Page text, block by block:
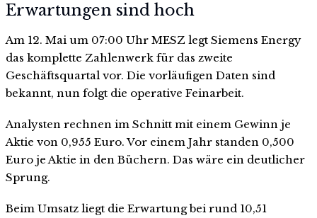
Erwartungen sind hoch
Am 12. Mai um 07:00 Uhr MESZ legt Siemens Energy
das komplette Zahlenwerk für das zweite
Geschäftsquartal vor. Die vorläufigen Daten sind
bekannt, nun folgt die operative Feinarbeit.
Analysten rechnen im Schnitt mit einem Gewinn je
Aktie von 0,955 Euro. Vor einem Jahr standen 0,500
Euro je Aktie in den Büchern. Das wäre ein deutlicher
Sprung.
Beim Umsatz liegt die Erwartung bei rund 10,51